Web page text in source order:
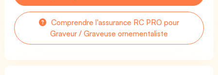
Comprendre l'assurance RC PRO pour
Graveur / Graveuse ornementaliste